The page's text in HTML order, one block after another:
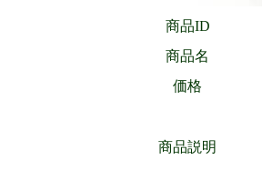
商品ID
商品名
価格
商品説明